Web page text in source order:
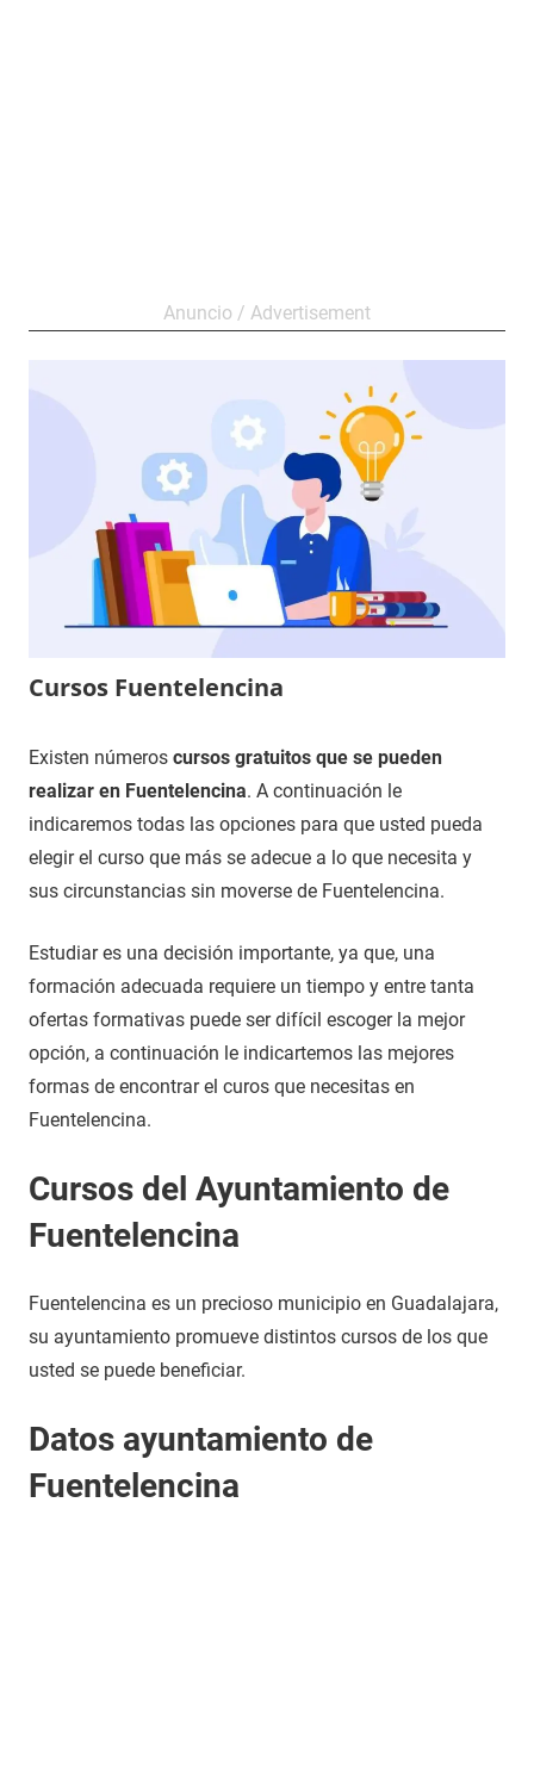
Cursos Fuentelencina
26
de
enero
2021
Maria
Cursos
en
Guadalajara
Existen números cursos gratuitos que se pueden
realizar en Fuentelencina. A continuación le
indicaremos todas las opciones para que usted pueda
elegir el curso que más se adecue a lo que necesita y
sus circunstancias sin moverse de Fuentelencina.
Estudiar es una decisión importante, ya que, una
formación adecuada requiere un tiempo y entre tanta
ofertas formativas puede ser difícil escoger la mejor
opción, a continuación le indicartemos las mejores
formas de encontrar el curos que necesitas en
Fuentelencina.
Cursos del Ayuntamiento de
Fuentelencina
Fuentelencina es un precioso municipio en Guadalajara,
su ayuntamiento promueve distintos cursos de los que
usted se puede beneficiar.
Datos ayuntamiento de
Fuentelencina